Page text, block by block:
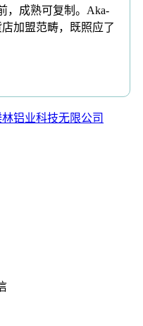
，成熟可复制。Aka-
加盟范畴，既照应了
铝业科技无限公司